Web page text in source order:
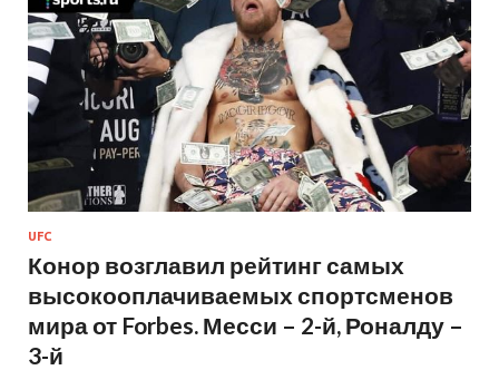
UFC
Конор возглавил рейтинг самых
высокооплачиваемых спортсменов
мира от Forbes. Месси – 2-й, Роналду –
3-й